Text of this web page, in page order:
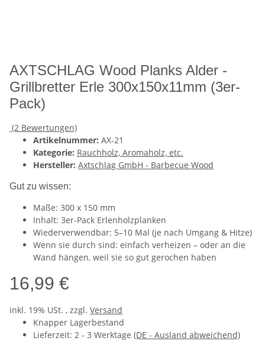
AXTSCHLAG Wood Planks Alder -
Grillbretter Erle 300x150x11mm (3er-
Pack)
(2 Bewertungen)
Artikelnummer: AX-21
Kategorie: Rauchholz, Aromaholz, etc.
Hersteller: Axtschlag GmbH - Barbecue Wood
Gut zu wissen:
Maße: 300 x 150 mm
Inhalt: 3er-Pack Erlenholzplanken
Wiederverwendbar: 5–10 Mal (je nach Umgang & Hitze)
Wenn sie durch sind: einfach verheizen – oder an die
Wand hängen, weil sie so gut gerochen haben
16,99 €
inkl. 19% USt. , zzgl. Versand
Knapper Lagerbestand
Lieferzeit: 2 - 3 Werktage (DE - Ausland abweichend)